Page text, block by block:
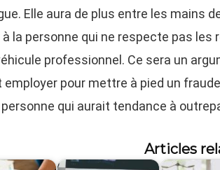
Elle aura de plus entre les mains
à la personne qui ne respecte pas
professionnel. Ce sera un
employer pour mettre à pied un
personne qui aurait tendance à
Articles